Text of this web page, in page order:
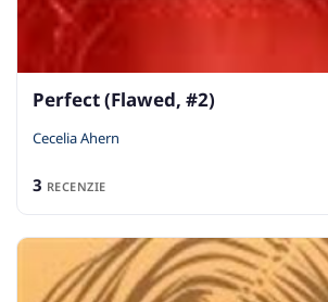
Perfect (Flawed, #2)
Cecelia Ahern
3 RECENZIE